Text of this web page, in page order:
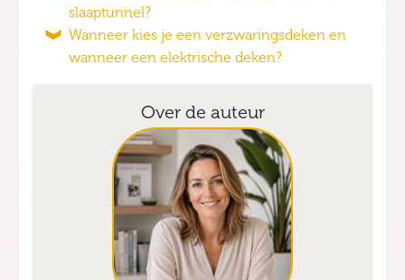
slaaptunnel?
Wanneer kies je een verzwaringsdeken en
wanneer een elektrische deken?
Over de auteur